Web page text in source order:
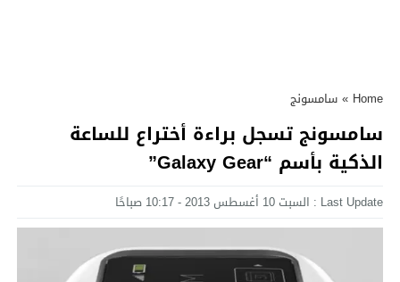
Home
» سامسونج
سامسونج تسجل براءة أختراع للساعة
الذكية بأسم “Galaxy Gear”
Last Update : السبت 10 أغسطس 2013 - 10:17 صباحًا